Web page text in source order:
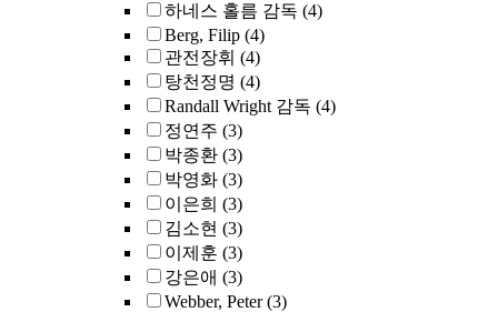
하네스 홀름 감독 (4)
Berg, Filip (4)
관전장휘 (4)
탕천정명 (4)
Randall Wright 감독 (4)
정연주 (3)
박종환 (3)
박영화 (3)
이은희 (3)
김소현 (3)
이제훈 (3)
강은애 (3)
Webber, Peter (3)